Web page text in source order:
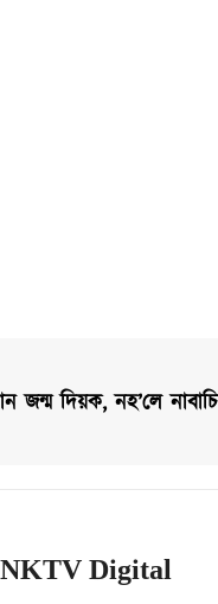
জন্ম দিয়ক, নহ’লে
NKTV Digital